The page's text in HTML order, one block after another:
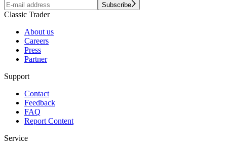
Subscribe
Classic Trader
About us
Careers
Press
Partner
Support
Contact
Feedback
FAQ
Report Content
Service